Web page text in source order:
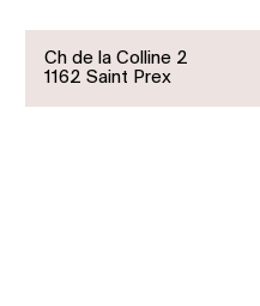
Ch de la Colline 2
1162 Saint Prex